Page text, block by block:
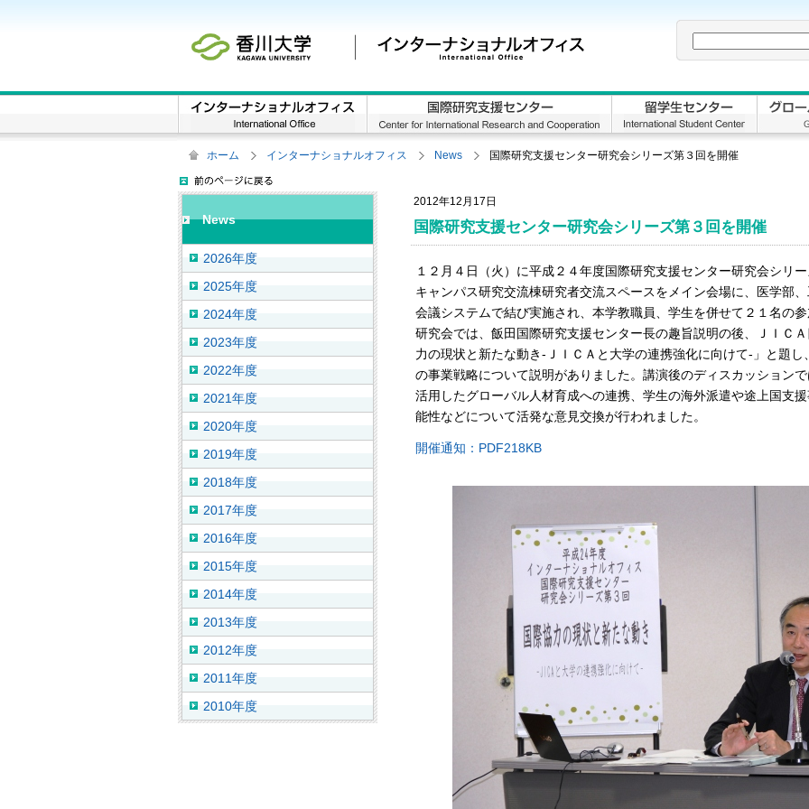
ホーム インターナショナルオフィス News 国際研究支援センター研究会シリーズ第３回を開催
2012年12月17日
国際研究支援センター研究会シリーズ第３回を開催
１２月４日（火）に平成２４年度国際研究支援センター研究会シリ
キャンパス研究交流棟研究者交流スペースをメイン会場に、医学部
会議システムで結び実施され、本学教職員、学生を併せて２１名の
研究会では、飯田国際研究支援センター長の趣旨説明の後、ＪＩＣ
力の現状と新たな動き-ＪＩＣＡと大学の連携強化に向けて-」と題
の事業戦略について説明がありました。講演後のディスカッション
活用したグローバル人材育成への連携、学生の海外派遣や途上国支
能性などについて活発な意見交換が行われました。
開催通知：PDF218KB
News
2026年度
2025年度
2024年度
2023年度
2022年度
2021年度
2020年度
2019年度
2018年度
2017年度
2016年度
2015年度
2014年度
2013年度
2012年度
2011年度
2010年度